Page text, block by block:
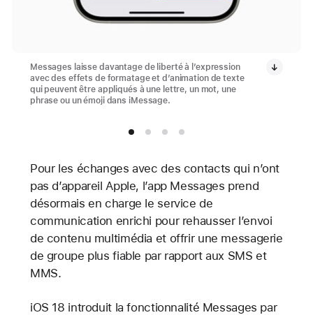
Messages laisse davantage de liberté à l’expression
avec des effets de formatage et d’animation de texte
qui peuvent être appliqués à une lettre, un mot, une
phrase ou un émoji dans iMessage.
Pour les échanges avec des contacts qui n’ont
pas d’appareil Apple, l’app Messages prend
désormais en charge le service de
communication enrichi pour rehausser l’envoi
de contenu multimédia et offrir une messagerie
de groupe plus fiable par rapport aux SMS et
MMS.
iOS 18 introduit la fonctionnalité Messages par